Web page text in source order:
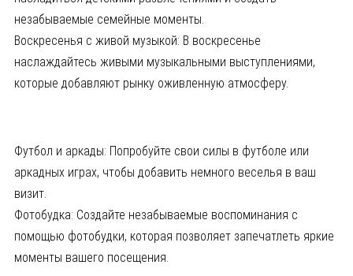
незабываемые семейные моменты.
Воскресенья с живой музыкой: В воскресенье
наслаждайтесь живыми музыкальными выступлениями,
которые добавляют рынку оживленную атмосферу.
Футбол и аркады: Попробуйте свои силы в футболе или
аркадных играх, чтобы добавить немного веселья в ваш
визит.
Фотобудка: Создайте незабываемые воспоминания с
помощью фотобудки, которая позволяет запечатлеть яркие
моменты вашего посещения.